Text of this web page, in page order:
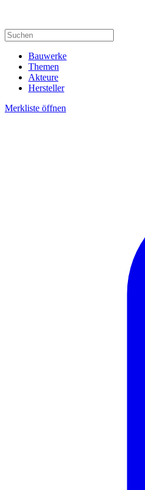
Bauwerke
Themen
Akteure
Hersteller
Merkliste öffnen